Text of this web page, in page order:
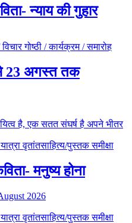
न्याय की गुहार
गोष्ठी / कार्यक्रम / समारोह
23 अगस्त तक
वृतांतसाहित्य/पुस्तक समीक्षा
मनुष्य होना
2026
वृतांतसाहित्य/पुस्तक समीक्षा